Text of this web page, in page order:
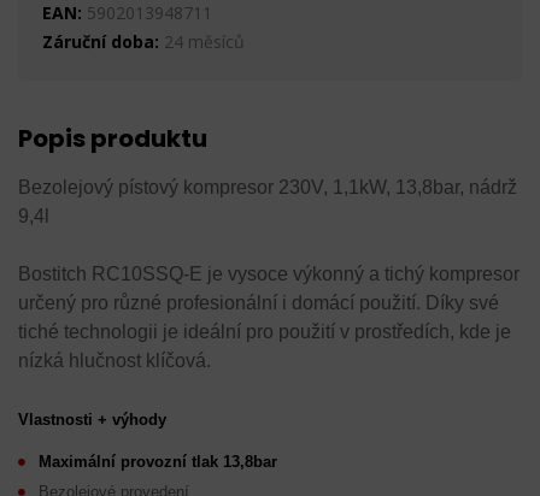
EAN: 5902013948711
Záruční doba: 24 měsíců
Popis produktu
Bezolejový pístový kompresor 230V, 1,1kW, 13,8bar, nádrž
9,4l
Bostitch RC10SSQ-E je vysoce výkonný a tichý kompresor
určený pro různé profesionální i domácí použití. Díky své
tiché technologii je ideální pro použití v prostředích, kde je
nízká hlučnost klíčová.
Vlastnosti + výhody
Maximální provozní tlak 13,8bar
Bezolejové provedení